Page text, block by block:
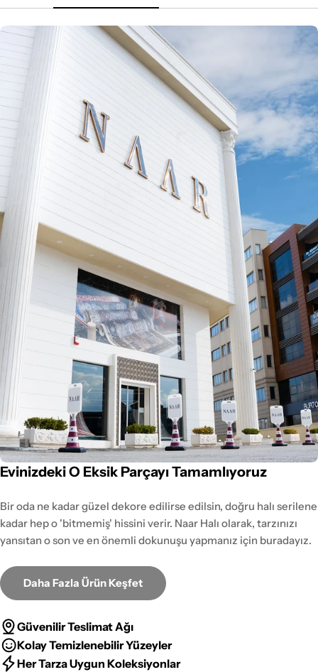
Evinizdeki O Eksik Parçayı Tamamlıyoruz
Bir oda ne kadar güzel dekore edilirse edilsin, doğru halı serilene
kadar hep o 'bitmemiş' hissini verir. Naar Halı olarak, tarzınızı
yansıtan o son ve en önemli dokunuşu yapmanız için buradayız.
Daha Fazla Ürün Keşfet
Güvenilir Teslimat Ağı
Kolay Temizlenebilir Yüzeyler
Her Tarza Uygun Koleksiyonlar